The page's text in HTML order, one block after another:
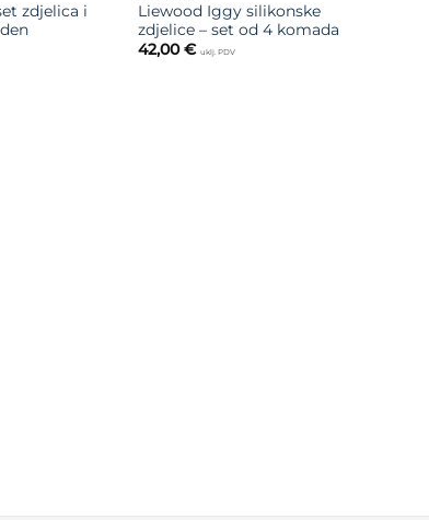
zdjelica i
Liewood Iggy silikonske
zdjelice – set od 4 komada
42,00€ uklj. PDV